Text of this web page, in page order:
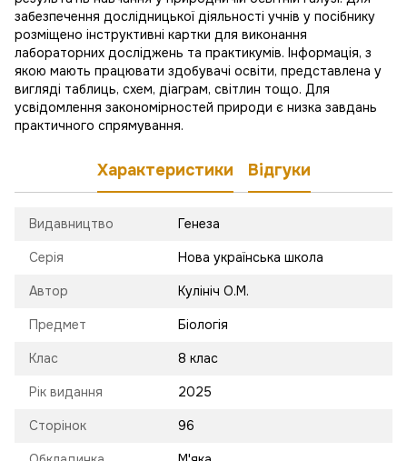
забезпечення дослідницької діяльності учнів у посібнику
розміщено інструктивні картки для виконання
лабораторних досліджень та практикумів. Інформація, з
якою мають працювати здобувачі освіти, представлена у
вигляді таблиць, схем, діаграм, світлин тощо. Для
усвідомлення закономірностей природи є низка завдань
практичного спрямування.
Характеристики Відгуки
Видавництво Генеза
Серія Нова українська школа
Автор Кулініч О.М.
Предмет Біологія
Клас 8 клас
Рік видання 2025
Сторінок 96